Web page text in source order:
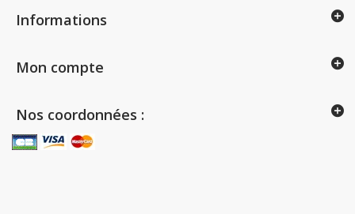
Informations
Mon compte
Nos coordonnées :